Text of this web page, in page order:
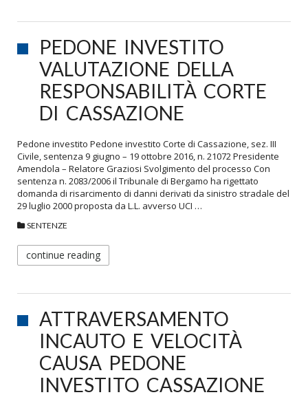
PEDONE INVESTITO
VALUTAZIONE DELLA
RESPONSABILITÀ CORTE
DI CASSAZIONE
Pedone investito Pedone investito Corte di Cassazione, sez. III
Civile, sentenza 9 giugno – 19 ottobre 2016, n. 21072 Presidente
Amendola – Relatore Graziosi Svolgimento del processo Con
sentenza n. 2083/2006 il Tribunale di Bergamo ha rigettato
domanda di risarcimento di danni derivati da sinistro stradale del
29 luglio 2000 proposta da L.L. avverso UCI …
SENTENZE
continue reading
ATTRAVERSAMENTO
INCAUTO E VELOCITÀ
CAUSA PEDONE
INVESTITO CASSAZIONE